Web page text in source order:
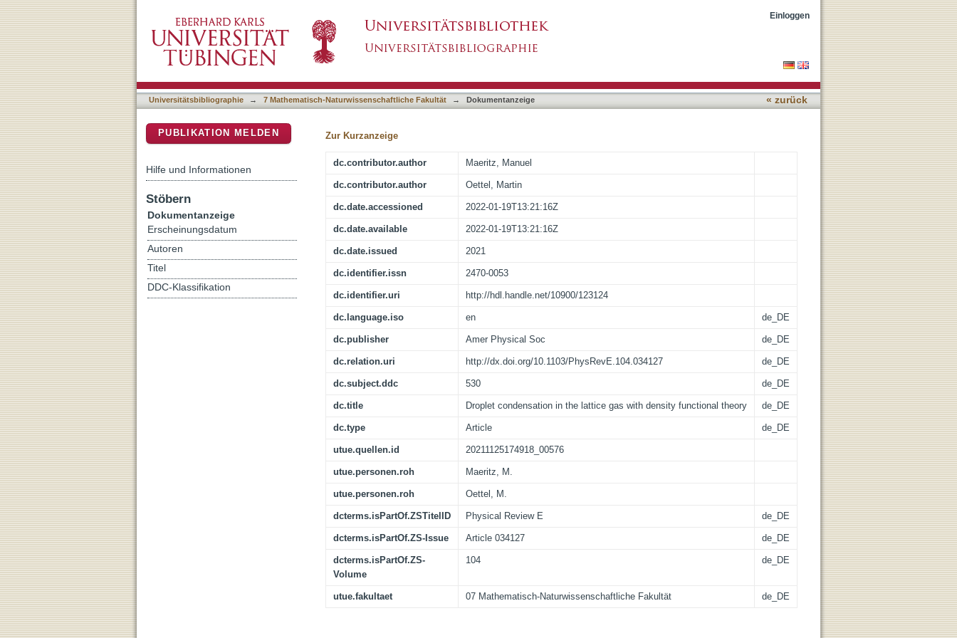
Einloggen
Universitätsbibliographie → 7 Mathematisch-Naturwissenschaftliche Fakultät → Dokumentanzeige « zurück
Zur Kurzanzeige
dc.contributor.author Maeritz, Manuel
dc.contributor.author Oettel, Martin
dc.date.accessioned 2022-01-19T13:21:16Z
dc.date.available 2022-01-19T13:21:16Z
dc.date.issued 2021
dc.identifier.issn 2470-0053
dc.identifier.uri http://hdl.handle.net/10900/123124
dc.language.iso en de_DE
dc.publisher Amer Physical Soc de_DE
dc.relation.uri http://dx.doi.org/10.1103/PhysRevE.104.034127 de_DE
dc.subject.ddc 530 de_DE
dc.title Droplet condensation in the lattice gas with density functional theory de_DE
dc.type Article de_DE
utue.quellen.id 20211125174918_00576
utue.personen.roh Maeritz, M.
utue.personen.roh Oettel, M.
dcterms.isPartOf.ZSTitelID Physical Review E de_DE
dcterms.isPartOf.ZS-Issue Article 034127 de_DE
dcterms.isPartOf.ZS-
Volume
104 de_DE
utue.fakultaet 07 Mathematisch-Naturwissenschaftliche Fakultät de_DE
PUBLIKATION MELDEN
Hilfe und Informationen
Stöbern
Dokumentanzeige
Erscheinungsdatum
Autoren
Titel
DDC-Klassifikation